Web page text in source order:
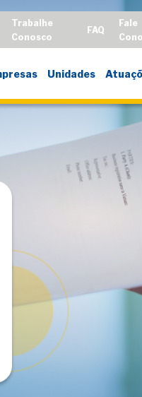
Trabalhe
Conosco
FAQ
Fale
Unidades